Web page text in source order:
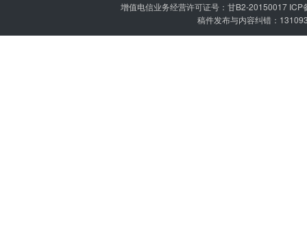
增值电信业务经营许可证号：甘B2-20150017 ICP
稿件发布与内容纠错：